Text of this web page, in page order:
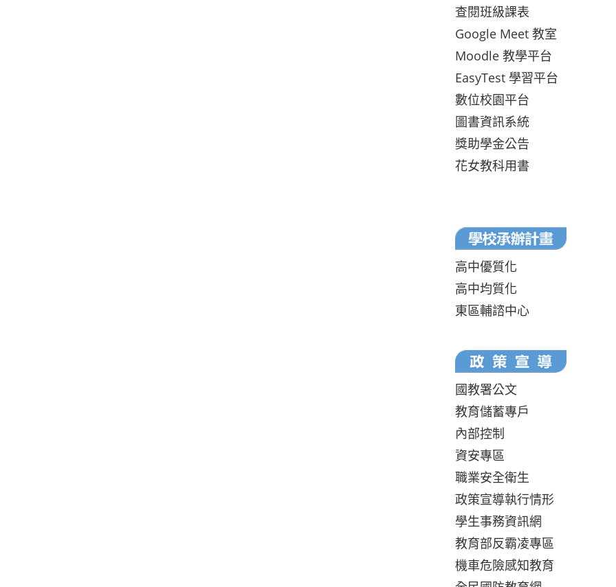
查閱班級課表
Google Meet 教室
Moodle 教學平台
EasyTest 學習平台
數位校園平台
圖書資訊系統
獎助學金公告
花女教科用書
高中優質化
高中均質化
東區輔諮中心
國教署公文
教育儲蓄專戶
內部控制
資安專區
職業安全衛生
政策宣導執行情形
學生事務資訊網
教育部反霸凌專區
機車危險感知教育